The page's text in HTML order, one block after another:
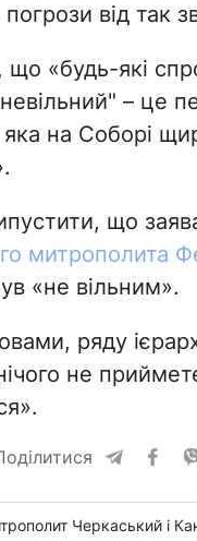
від так
що «будь-які
– це
яка на Соборі
що
митрополита
«не вільним».
ряду
не
Черкаський і